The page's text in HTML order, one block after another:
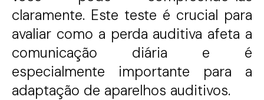
claramente. Este teste é crucial para
avaliar como a perda auditiva afeta a
comunicação diária e é
especialmente importante para a
adaptação de aparelhos auditivos.